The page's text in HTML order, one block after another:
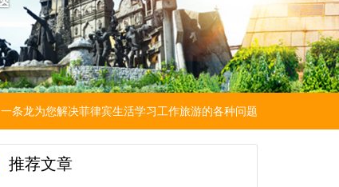
一条龙为您解决菲律宾生活学习工作旅游的各种问题
推荐文章